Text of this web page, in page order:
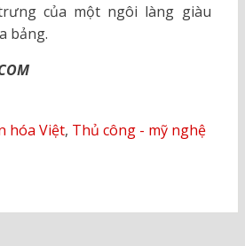
của một ngôi làng giàu
bảng.
hóa Việt, Thủ công - mỹ nghệ